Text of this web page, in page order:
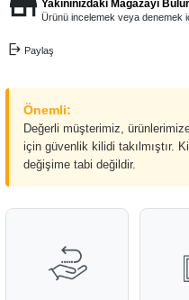
Yakınınızdaki Mağazayı
Ürünü incelemek veya denemek
Paylaş
Önemli:
Değerli müşterimiz,
için güvenlik kilidi takılmıştır.
değişime tabi değildir.